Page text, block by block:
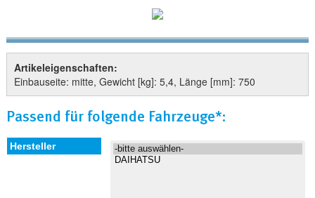
Artikeleigenschaften:
Einbauseite: mitte, Gewicht [kg]: 5,4, Länge [mm]: 750
Passend für folgende Fahrzeuge*: